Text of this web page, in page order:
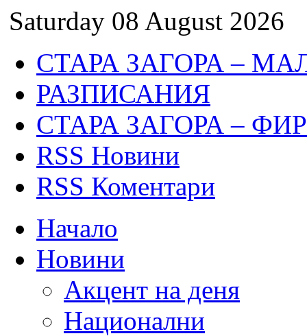
Saturday 08 August 2026
СТАРА ЗАГОРА –
РАЗПИСАНИЯ
СТАРА ЗАГОРА –
RSS Новини
RSS Коментари
Начало
Новини
Акцент на деня
Национални